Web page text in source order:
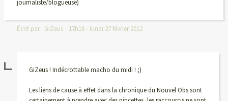
journaliste/blogueuse)
Écrit par : GiZeus 17h18- lundi 27février 2012
GiZeus ! Indécrottable macho du midi ! ;)
Les liens de cause à effet dans la chronique du Nouvel Obs sont